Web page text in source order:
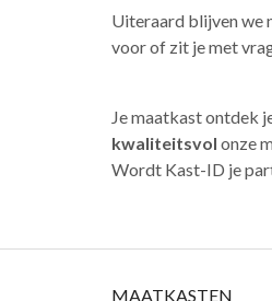
Uiteraard blijven we
voor of zit je met
Je maatkast ontdek
kwaliteitsvol onze
Wordt Kast-ID je
MAATKASTEN